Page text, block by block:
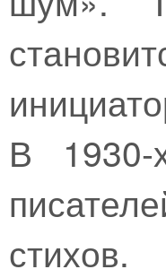
В 1930-
стихов.